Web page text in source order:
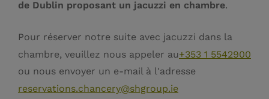
de Dublin proposant un jacuzzi en chambre.
Pour réserver notre suite avec jacuzzi dans la
chambre, veuillez nous appeler au+353 1 5542900
ou nous envoyer un e-mail à l'adresse
reservations.chancery@shgroup.ie